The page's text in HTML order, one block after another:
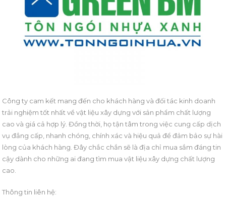
Công ty cam kết mang đến cho khách hàng và đối tác kinh doanh
trải nghiệm tốt nhất về vật liệu xây dựng với sản phẩm chất lượng
cao và giá cả hợp lý. Đồng thời, họ tận tâm trong việc cung cấp dịch
vụ đẳng cấp, nhanh chóng, chính xác và hiệu quả để đảm bảo sự hài
lòng của khách hàng. Đây chắc chắn sẽ là địa chỉ mua sắm đáng tin
cậy dành cho những ai đang tìm mua vật liệu xây dựng chất lượng
cao.
Thông tin liên hệ: